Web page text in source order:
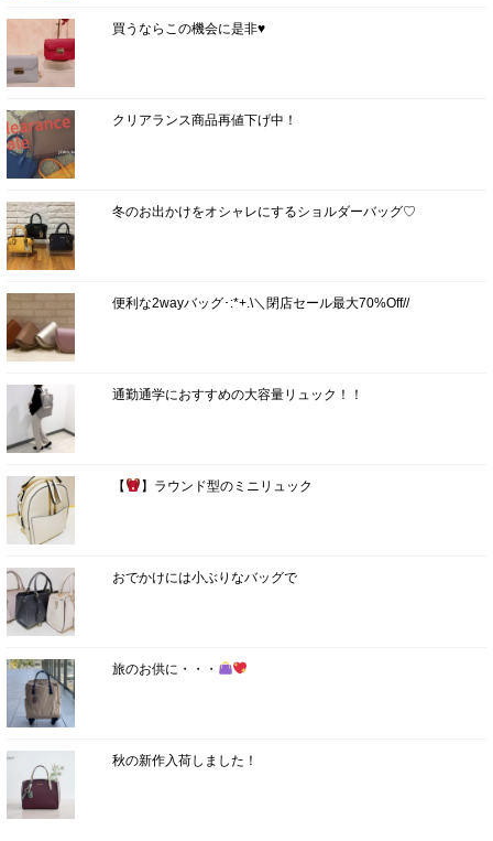
買うならこの機会に是非♥
クリアランス商品再値下げ中！
冬のお出かけをオシャレにするショルダーバッグ♡
便利な2wayバッグ･:*+.\＼閉店セール最大70%Off//
通勤通学におすすめの大容量リュック！！
【 】ラウンド型のミニリュック
おでかけには小ぶりなバッグで
旅のお供に・・・
秋の新作入荷しました！